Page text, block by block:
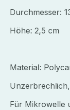
Durchmesser:
Höhe: 2,5 cm
Material:
Für Mikrowelle